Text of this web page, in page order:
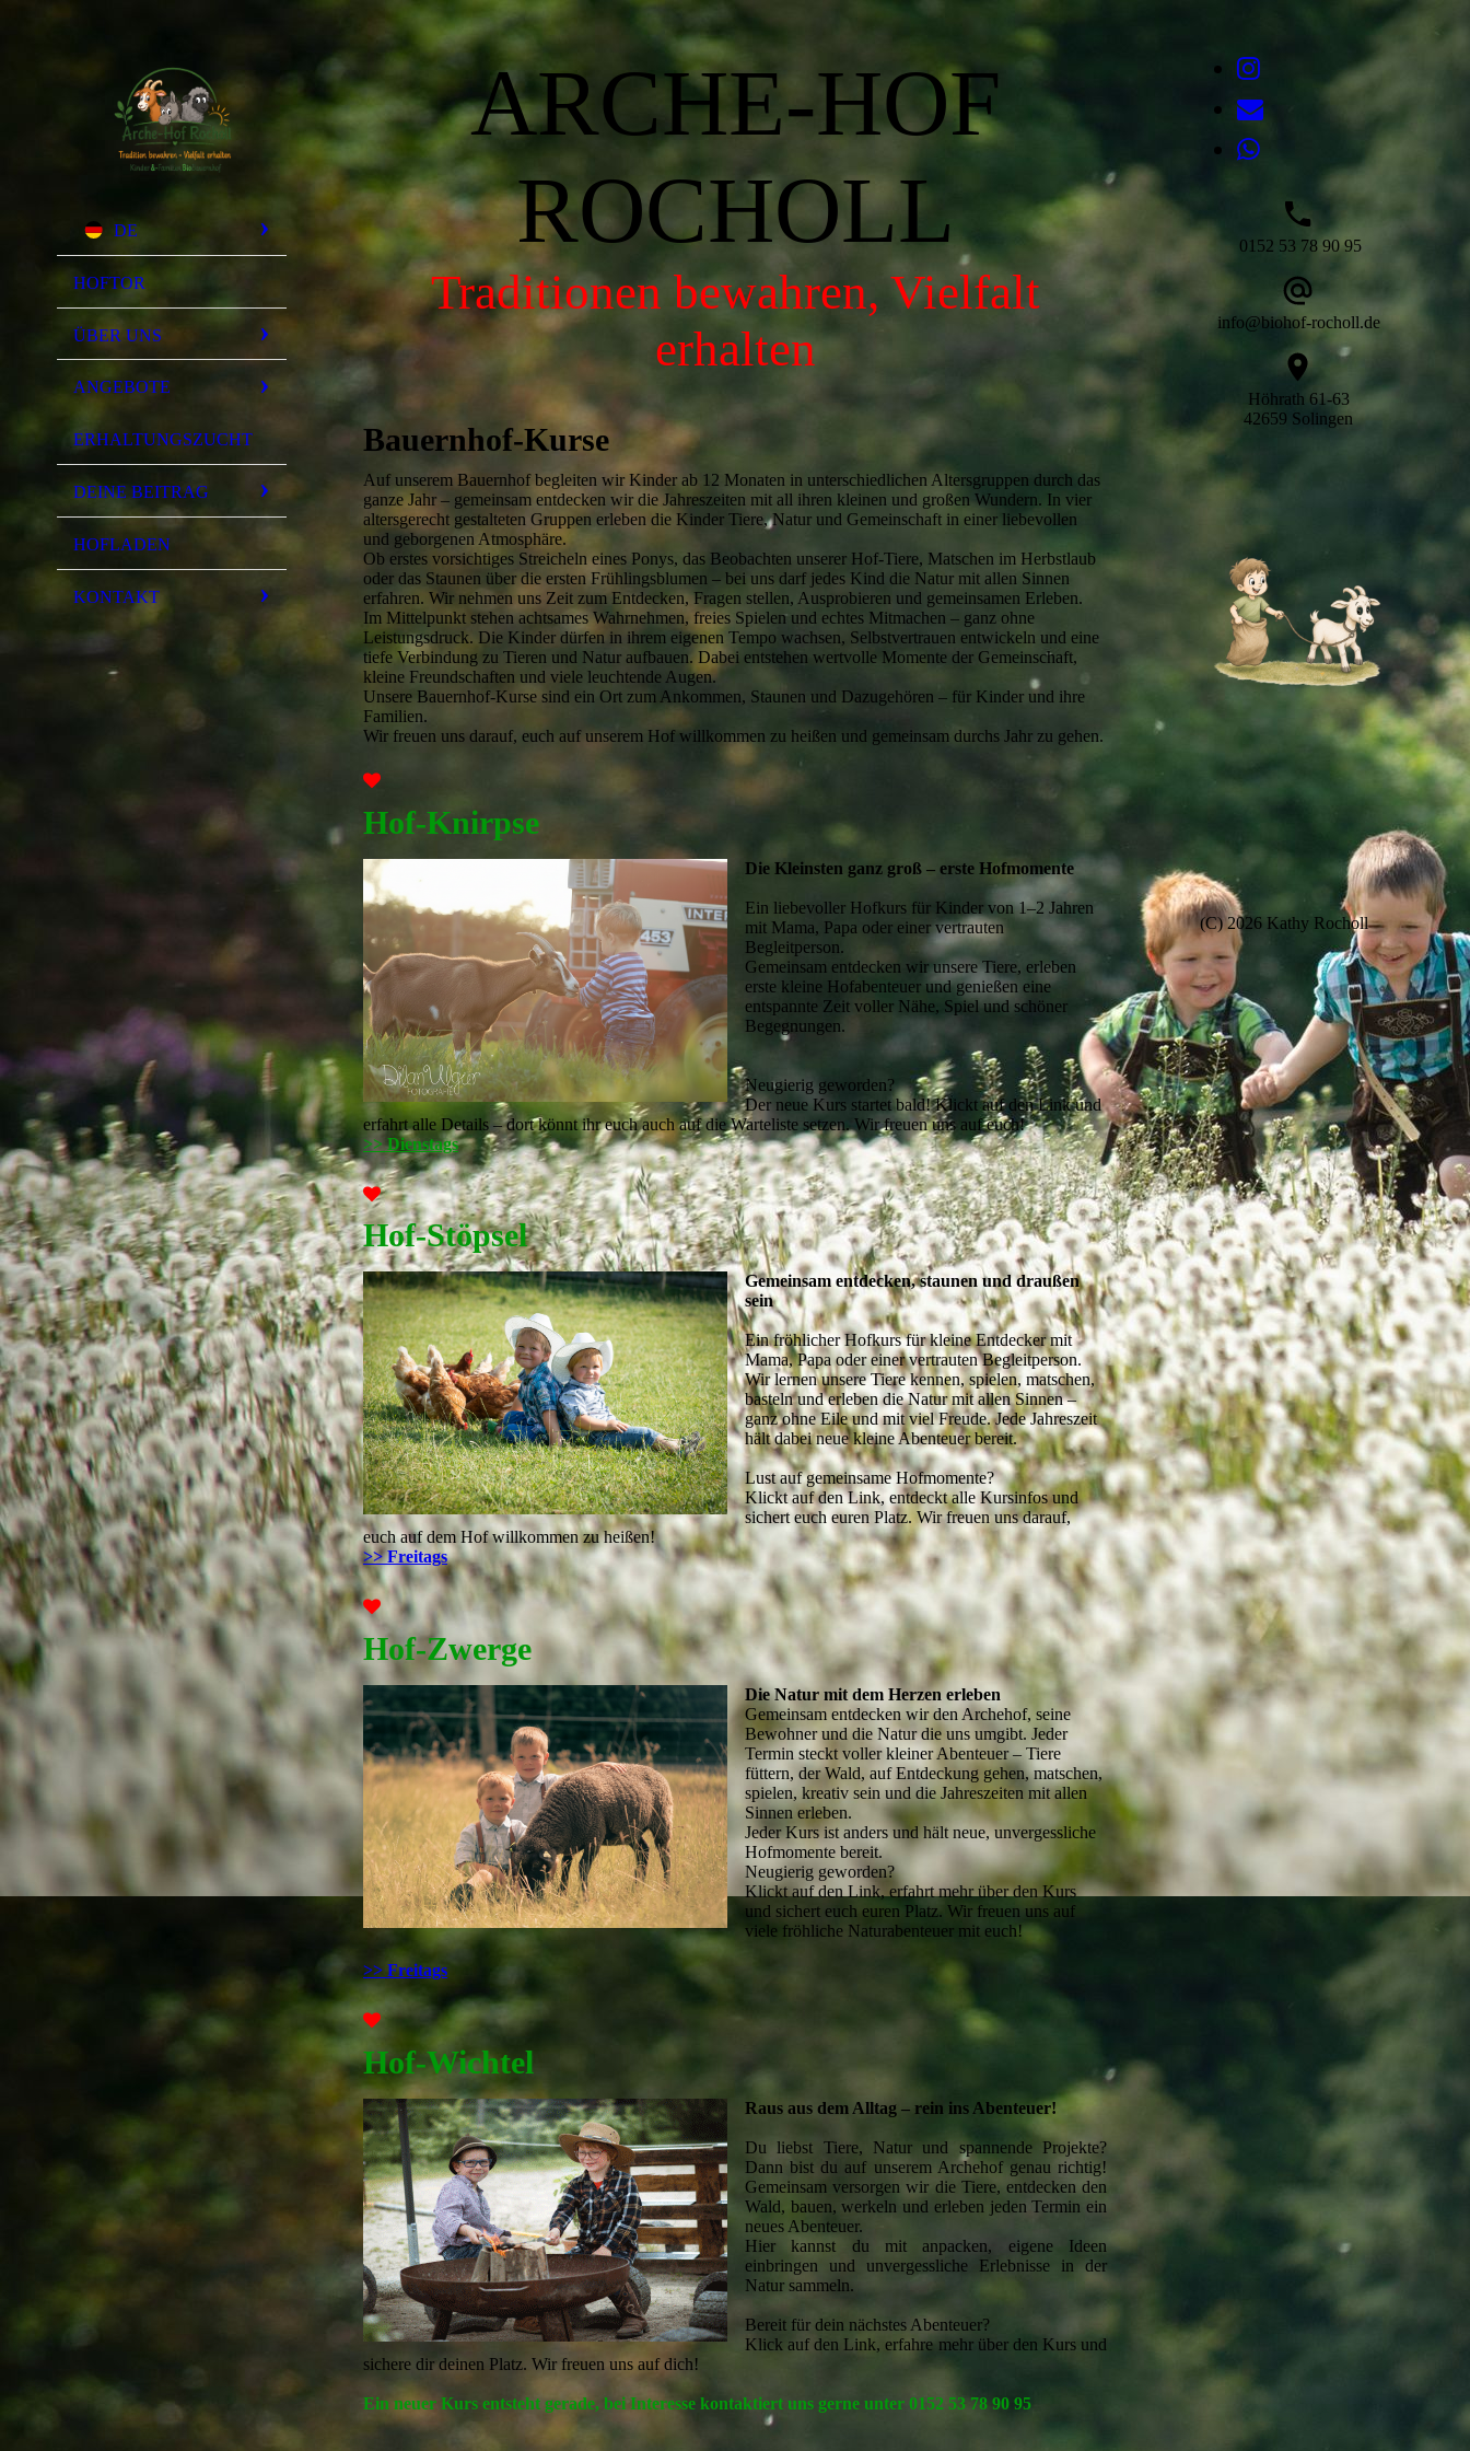
DE
HOFTOR
ÜBER UNS
ANGEBOTE
ERHALTUNGSZUCHT
DEINE BEITRAG
HOFLADEN
KONTAKT
ARCHE-HOF
ROCHOLL
Traditionen bewahren, Vielfalt
erhalten
Bauernhof-Kurse
Auf unserem Bauernhof begleiten wir Kinder ab 12 Monaten in unterschiedlichen Altersgruppen durch das
ganze Jahr – gemeinsam entdecken wir die Jahreszeiten mit all ihren kleinen und großen Wundern. In vier
altersgerecht gestalteten Gruppen erleben die Kinder Tiere, Natur und Gemeinschaft in einer liebevollen
und geborgenen Atmosphäre.
Ob erstes vorsichtiges Streicheln eines Ponys, das Beobachten unserer Hof-Tiere, Matschen im Herbstlaub
oder das Staunen über die ersten Frühlingsblumen – bei uns darf jedes Kind die Natur mit allen Sinnen
erfahren. Wir nehmen uns Zeit zum Entdecken, Fragen stellen, Ausprobieren und gemeinsamen Erleben.
Im Mittelpunkt stehen achtsames Wahrnehmen, freies Spielen und echtes Mitmachen – ganz ohne
Leistungsdruck. Die Kinder dürfen in ihrem eigenen Tempo wachsen, Selbstvertrauen entwickeln und eine
tiefe Verbindung zu Tieren und Natur aufbauen. Dabei entstehen wertvolle Momente der Gemeinschaft,
kleine Freundschaften und viele leuchtende Augen.
Unsere Bauernhof-Kurse sind ein Ort zum Ankommen, Staunen und Dazugehören – für Kinder und ihre
Familien.
Wir freuen uns darauf, euch auf unserem Hof willkommen zu heißen und gemeinsam durchs Jahr zu gehen.
Hof-Knirpse
Die Kleinsten ganz groß – erste Hofmomente
Ein liebevoller Hofkurs für Kinder von 1–2 Jahren
mit Mama, Papa oder einer vertrauten
Begleitperson.
Gemeinsam entdecken wir unsere Tiere, erleben
erste kleine Hofabenteuer und genießen eine
entspannte Zeit voller Nähe, Spiel und schöner
Begegnungen.
Neugierig geworden?
Der neue Kurs startet bald! Klickt auf den Link und
erfahrt alle Details – dort könnt ihr euch auch auf die Warteliste setzen. Wir freuen uns auf euch!
>> Dienstags
Hof-Stöpsel
Gemeinsam entdecken, staunen und draußen
sein
Ein fröhlicher Hofkurs für kleine Entdecker mit
Mama, Papa oder einer vertrauten Begleitperson.
Wir lernen unsere Tiere kennen, spielen, matschen,
basteln und erleben die Natur mit allen Sinnen –
ganz ohne Eile und mit viel Freude. Jede Jahreszeit
hält dabei neue kleine Abenteuer bereit.
Lust auf gemeinsame Hofmomente?
Klickt auf den Link, entdeckt alle Kursinfos und
sichert euch euren Platz. Wir freuen uns darauf,
euch auf dem Hof willkommen zu heißen!
>> Freitags
Hof-Zwerge
Die Natur mit dem Herzen erleben
Gemeinsam entdecken wir den Archehof, seine
Bewohner und die Natur die uns umgibt. Jeder
Termin steckt voller kleiner Abenteuer – Tiere
füttern, der Wald, auf Entdeckung gehen, matschen,
spielen, kreativ sein und die Jahreszeiten mit allen
Sinnen erleben.
Jeder Kurs ist anders und hält neue, unvergessliche
Hofmomente bereit.
Neugierig geworden?
Klickt auf den Link, erfahrt mehr über den Kurs
und sichert euch euren Platz. Wir freuen uns auf
viele fröhliche Naturabenteuer mit euch!
>> Freitags
Hof-Wichtel
Raus aus dem Alltag – rein ins Abenteuer!
Du liebst Tiere, Natur und spannende Projekte?
Dann bist du auf unserem Archehof genau richtig!
Gemeinsam versorgen wir die Tiere, entdecken den
Wald, bauen, werkeln und erleben jeden Termin ein
neues Abenteuer.
Hier kannst du mit anpacken, eigene Ideen
einbringen und unvergessliche Erlebnisse in der
Natur sammeln.
Bereit für dein nächstes Abenteuer?
Klick auf den Link, erfahre mehr über den Kurs und
sichere dir deinen Platz. Wir freuen uns auf dich!
Ein neuer Kurs entsteht gerade, bei Interesse kontaktiert uns gerne unter 0152 53 78 90 95
0152 53 78 90 95
info@biohof-rocholl.de
Höhrath 61-63
42659 Solingen
(C) 2026 Kathy Rocholl